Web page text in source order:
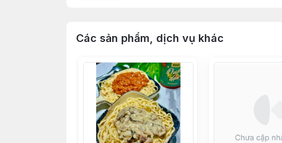
Các sản phẩm, dịch vụ khác